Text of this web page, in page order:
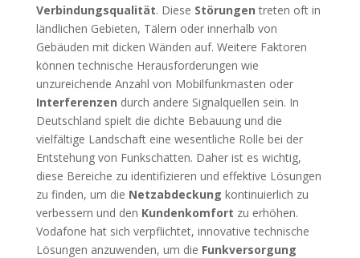
Verbindungsqualität. Diese Störungen treten oft in
ländlichen Gebieten, Tälern oder innerhalb von
Gebäuden mit dicken Wänden auf. Weitere Faktoren
können technische Herausforderungen wie
unzureichende Anzahl von Mobilfunkmasten oder
Interferenzen durch andere Signalquellen sein. In
Deutschland spielt die dichte Bebauung und die
vielfältige Landschaft eine wesentliche Rolle bei der
Entstehung von Funkschatten. Daher ist es wichtig,
diese Bereiche zu identifizieren und effektive Lösungen
zu finden, um die Netzabdeckung kontinuierlich zu
verbessern und den Kundenkomfort zu erhöhen.
Vodafone hat sich verpflichtet, innovative technische
Lösungen anzuwenden, um die Funkversorgung